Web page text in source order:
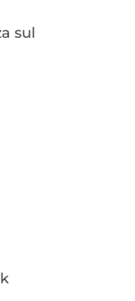
sul